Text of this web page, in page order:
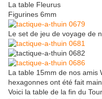
La table Fleurus
Figurines 6mm
Le set de jeu de voyage de
La table 15mm de nos amis
hexagonnes ont été fait
Voici la table de la fin du